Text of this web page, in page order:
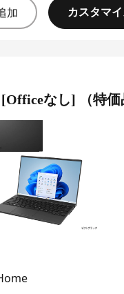
加 カスタマ
なし] （特価